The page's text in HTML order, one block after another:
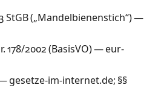
StGB („Mandelbienenstich“) —
178/2002 (BasisVO) — eur-
— gesetze-im-internet.de; §§